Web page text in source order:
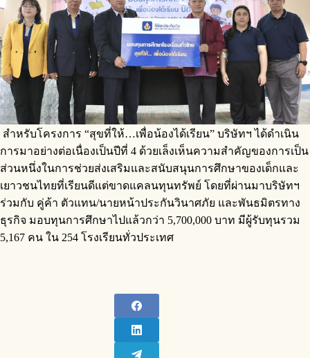
​ สำหรับโครงการ “สุขที่ให้…เพื่อน้องได้เรียน” บริษัทฯ ได้ดำเนิน
การมาอย่างต่อเนื่องเป็นปีที่ 4 ด้วยเล็งเห็นความสำคัญของการเป็น
ส่วนหนึ่งในการช่วยส่งเสริมและสนับสนุนการศึกษาของเด็กและ
เยาวชนไทยที่เรียนดีแต่ขาดแคลนทุนทรัพย์ โดยที่ผ่านมาบริษัทฯ
ร่วมกับ คู่ค้า ตัวแทน/นายหน้าประกันวินาศภัย และพันธมิตรทาง
ธุรกิจ มอบทุนการศึกษาไปแล้วกว่า 5,700,000 บาท มีผู้รับทุนรวม
5,167 คน ใน 254 โรงเรียนทั่วประเทศ